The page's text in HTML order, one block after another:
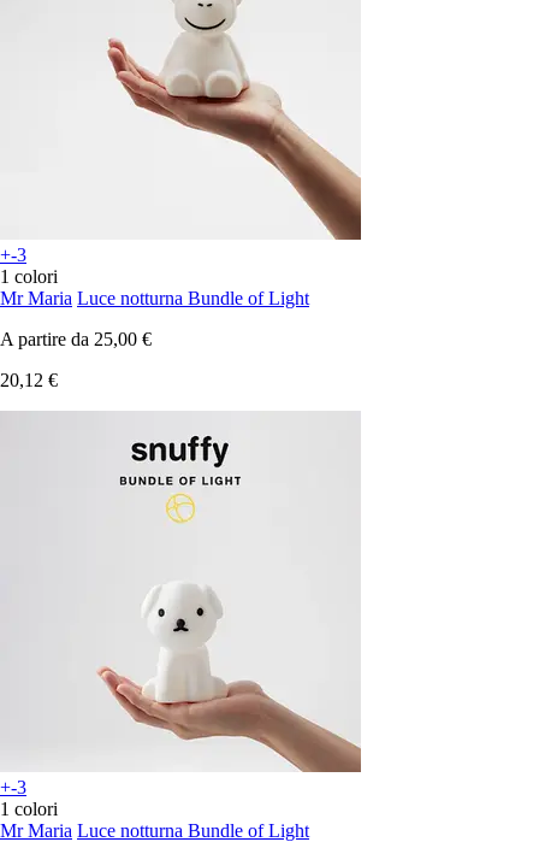
+-3
1 colori
Mr Maria Luce notturna Bundle of Light
A partire da 25,00 €
20,12 €
+-3
1 colori
Mr Maria Luce notturna Bundle of Light